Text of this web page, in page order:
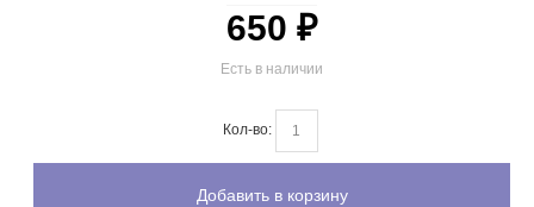
Есть в наличии
650 ₽
Кол-во:
Добавить в корзину